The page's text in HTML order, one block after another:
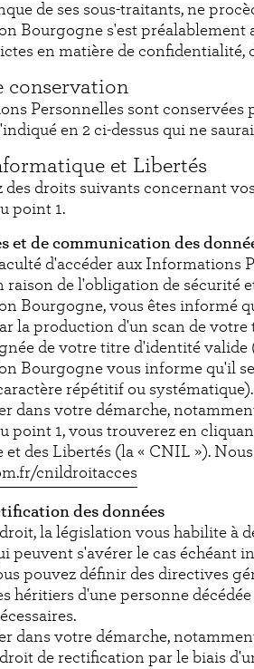
de ses sous-traitants, ne
Bourgogne s'est préalablement
en matière de confidentialité,
conservation
Personnelles sont
en 2 ci-dessus qui ne
et Libertés
des droits suivants concernant
point 1.
et de communication des
d'accéder aux Informations
raison de l'obligation de sécurité
Bourgogne, vous êtes informé
la production d'un scan de
de votre titre d'identité valide
Bourgogne vous informe qu'il
répétitif ou systématique).
dans votre démarche,
point 1, vous trouverez en
des Libertés (la « CNIL »).
cnildroitacces
des données
la législation vous habilite à
peuvent s'avérer le cas échéant
pouvez définir des directives
héritiers d'une personne
dans votre démarche,
de rectification par le biais